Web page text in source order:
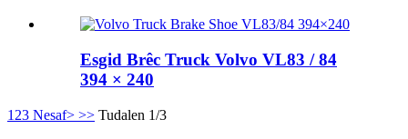
Esgid Brêc Truck Volvo VL83 / 84
394 × 240
1 23 Nesaf> >> Tudalen 1/3